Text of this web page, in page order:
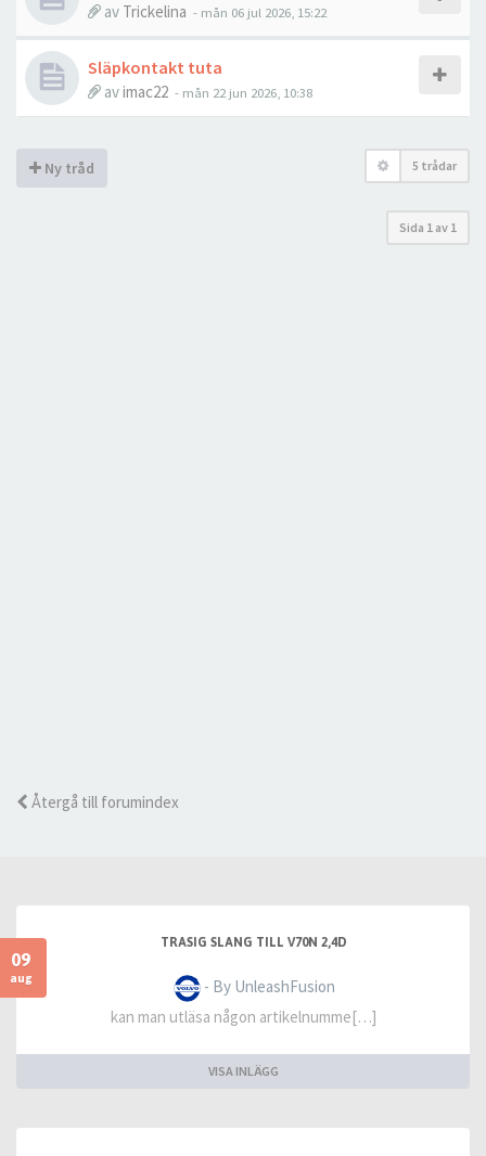
av Trickelina - mån 06 jul 2026, 15:22
Släpkontakt tuta
avimac22 - mån 22 jun 2026, 10:38
Ny tråd 5 trådar
Sida 1 av 1
Återgå till forumindex
09
aug
TRASIG SLANG TILL V70N 2,4D
- By UnleashFusion
kan man utläsa någon artikelnumme[…]
VISA INLÄGG